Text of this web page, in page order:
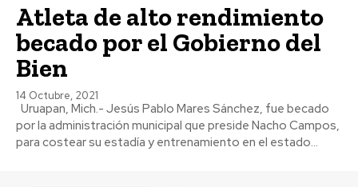
Atleta de alto rendimiento
becado por el Gobierno del
Bien
14 Octubre, 2021
por la administración municipal que preside Nacho Campos,
para costear su estadía y entrenamiento en el estado...